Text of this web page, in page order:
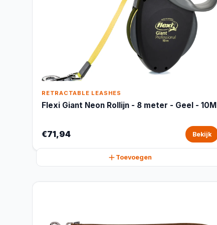
RETRACTABLE LEASHES
Flexi Giant Neon Rollijn - 8 meter - Geel - 10M
€71,94 Bekijk
Toevoegen